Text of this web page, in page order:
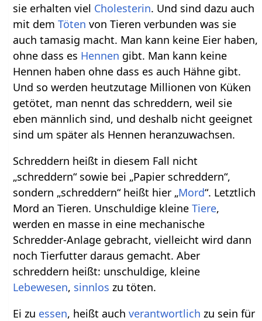
sie erhalten viel Cholesterin. Und sind dazu auch
mit demTöten von Tieren verbunden was sie
auch tamasig macht. Man kann keine Eier haben,
ohne dass es Hennen gibt. Man kann keine
Hennen haben ohne dass es auch Hähne gibt.
Und so werden heutzutage Millionen von Küken
getötet, man nennt das schreddern, weil sie
eben männlich sind, und deshalb nicht geeignet
sind um später als Hennen heranzuwachsen.
Schreddern heißt in diesem Fall nicht
„schreddern“ sowie bei „Papier schreddern“,
sondern „schreddern“ heißt hier „Mord“. Letztlich
Mord an Tieren. Unschuldige kleineTiere,
werden en masse in eine mechanische
Schredder-Anlage gebracht, vielleicht wird dann
noch Tierfutter daraus gemacht. Aber
schreddern heißt: unschuldige, kleine
Lebewesen, sinnlos zu töten.
Ei zu essen, heißt auchverantwortlich zu sein für